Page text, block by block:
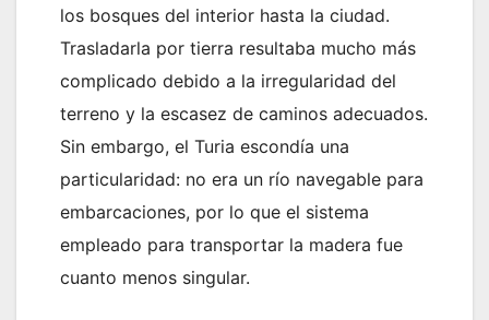
los bosques del interior hasta la ciudad.
Trasladarla por tierra resultaba mucho más
complicado debido a la irregularidad del
terreno y la escasez de caminos adecuados.
Sin embargo, el Turia escondía una
particularidad: no era un río navegable para
embarcaciones, por lo que el sistema
empleado para transportar la madera fue
cuanto menos singular.